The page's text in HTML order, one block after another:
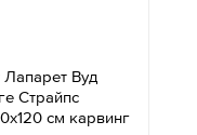
Лапарет Вуд
Страйпс
см карвинг